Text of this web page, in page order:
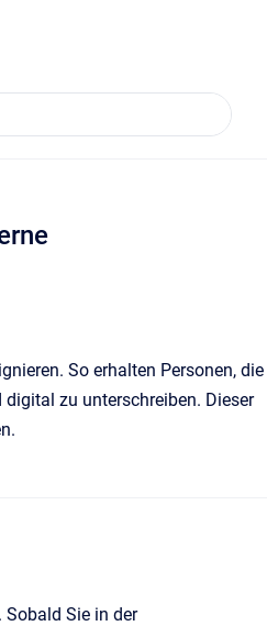
So erhalten Personen, die
zu unterschreiben. Dieser
Sobald Sie in der